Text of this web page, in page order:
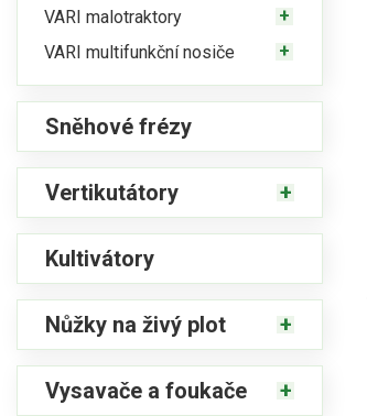
VARI malotraktory
VARI multifunkční nosiče
Sněhové frézy
Vertikutátory
Kultivátory
Nůžky na živý plot
Vysavače a foukače